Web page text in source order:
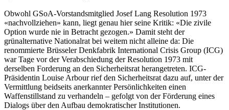
Obwohl GSoA-Vorstandsmitglied Josef Lang Resolution 1973
«nachvollziehen» kann, liegt genau hier seine Kritik: «Die zivile
Option wurde nie in Betracht gezogen.» Damit steht der
grünalternative Nationalrat bei weitem nicht alleine da: Die
renommierte Brüsseler Denkfabrik International Crisis Group (ICG)
war Tage vor der Verabschiedung der Resolution 1973 mit
derselben Forderung an den Sicherheitsrat herangetreten. ICG-
Präsidentin Louise Arbour rief den Sicherheitsrat dazu auf, unter der
Vermittlung beidseits anerkannter Persönlichkeiten einen
Waffenstillstand zu verhandeln – gefolgt von der Förderung eines
Dialogs über den Aufbau demokratischer Institutionen.